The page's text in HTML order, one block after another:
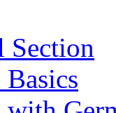
Section